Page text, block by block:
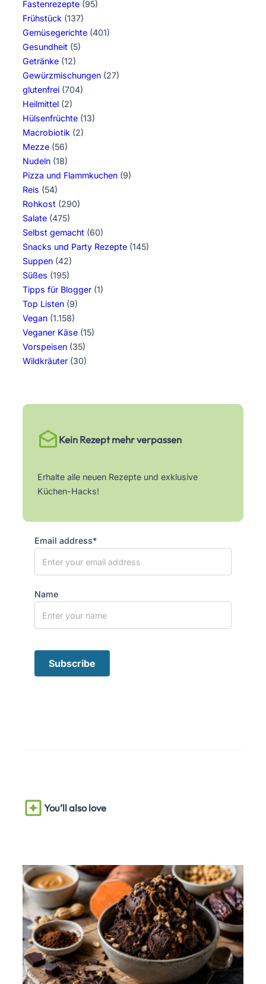
Fastenrezepte (95)
Frühstück (137)
Gemüsegerichte (401)
Gesundheit (5)
Getränke (12)
Gewürzmischungen (27)
glutenfrei (704)
Heilmittel (2)
Hülsenfrüchte (13)
Macrobiotik (2)
Mezze (56)
Nudeln (18)
Pizza und Flammkuchen (9)
Reis (54)
Rohkost (290)
Salate (475)
Selbst gemacht (60)
Snacks und Party Rezepte (145)
Suppen (42)
Süßes (195)
Tipps für Blogger (1)
Top Listen (9)
Vegan (1.158)
Veganer Käse (15)
Vorspeisen (35)
Wildkräuter (30)
Kein Rezept mehr verpassen
Erhalte alle neuen Rezepte und exklusive
Küchen-Hacks!
Email address*
Name
You’ll also love